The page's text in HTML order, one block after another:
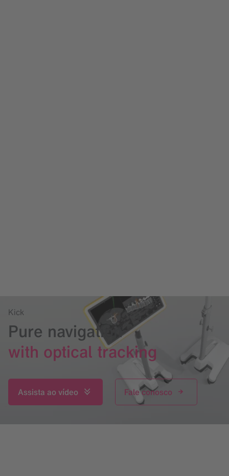
Kick
Pure navigation
with optical tracking
Assista ao vídeo Fale conosco